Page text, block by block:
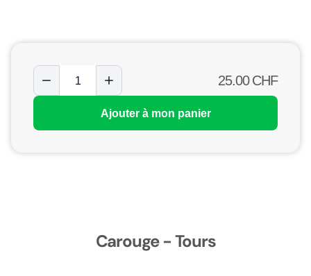
25.00CHF
Ajouter à mon panier
Carouge - Tours